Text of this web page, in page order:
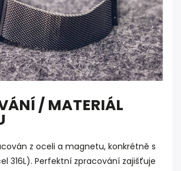
/ MATERIÁL
z oceli a magnetu, konkrétně s
316L). Perfektní zpracování zajišťuje